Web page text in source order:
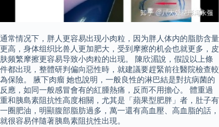
通常情况下，胖人更容易出现小肉粒，因为胖人体内的脂肪含量
更高，身体组织比兽人更加肥大，受到摩擦的机会也就更多，皮
肤频繁摩擦更容易导致小肉粒的出现。 陳欣湄說，假設以上條
件都出現，整體研判偏向惡性時，就建議要趕緊前往醫院檢查較
為保險。 腋下肉瘤 她也說明，一般良性的淋巴結是對抗病菌的
反應，如同一般感冒會有的紅腫熱痛，反而不用擔心。 體重過
重和胰島素阻抗性高度相關，尤其是「蘋果型肥胖」者，肚子有
一圈肥油，明顯腹部脂肪過多，萬一還有高血壓、高血脂的話，
就很容易伴隨著胰島素阻抗性出現。